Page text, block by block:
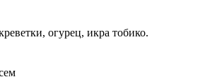
огурец, икра тобико.